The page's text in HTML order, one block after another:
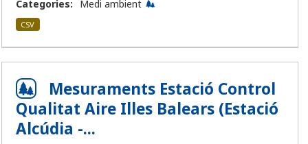
Categories:
Medi ambient
CSV
Mesuraments Estació Control
Qualitat Aire Illes Balears (Estació
Alcúdia -...